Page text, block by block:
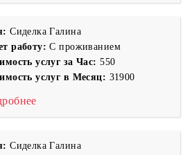
Сиделка Галина
работу:С проживанием
услуг за Час:550
услуг в Месяц: 31900
Сиделка Галина